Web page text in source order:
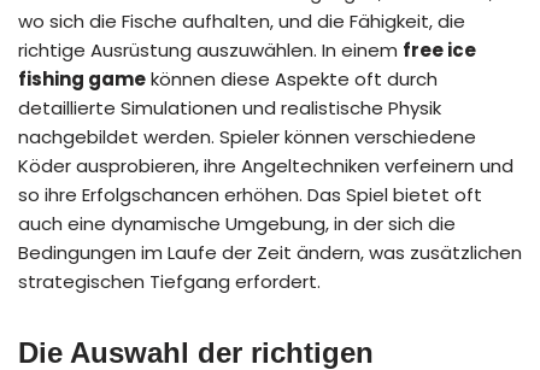
wo sich die Fische aufhalten, und die Fähigkeit, die
richtige Ausrüstung auszuwählen. In einem free ice
fishing gamekönnen diese Aspekte oft durch
detaillierte Simulationen und realistische Physik
nachgebildet werden. Spieler können verschiedene
Köder ausprobieren, ihre Angeltechniken verfeinern und
so ihre Erfolgschancen erhöhen. Das Spiel bietet oft
auch eine dynamische Umgebung, in der sich die
Bedingungen im Laufe der Zeit ändern, was zusätzlichen
strategischen Tiefgang erfordert.
Die Auswahl der richtigen